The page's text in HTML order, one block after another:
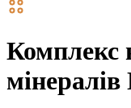
Комплекс